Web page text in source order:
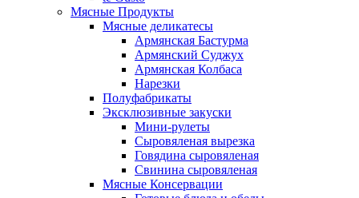
Мясные Продукты
Мясные деликатесы
Армянская Бастурма
Армянский Суджух
Армянская Колбаса
Нарезки
Полуфабрикаты
Эксклюзивные закуски
Мини-рулеты
Сыровяленая вырезка
Говядина сыровяленая
Свинина сыровяленая
Мясные Консервации